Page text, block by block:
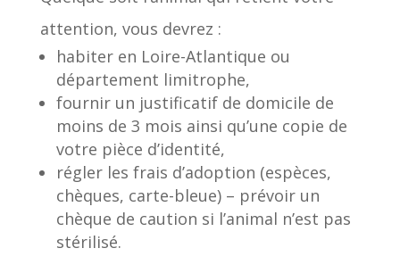
attention, vous devrez :
habiter en Loire-Atlantique ou
département limitrophe,
fournir un justificatif de domicile de
moins de 3 mois ainsi qu’une copie de
votre pièce d’identité,
régler les frais d’adoption (espèces,
chèques, carte-bleue) – prévoir un
chèque de caution si l’animal n’est pas
stérilisé.